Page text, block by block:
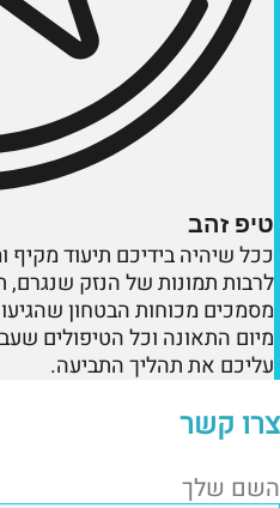
טיפ זהב
ככל שיהיה בידיכם תיעוד מקיף
לרבות תמונות של הנזק שנגרם,
מסמכים מכוחות הבטחון
מיום התאונה וכל הטיפולים
עליכם את תהליך התביעה.
צרו קשר
השם שלך